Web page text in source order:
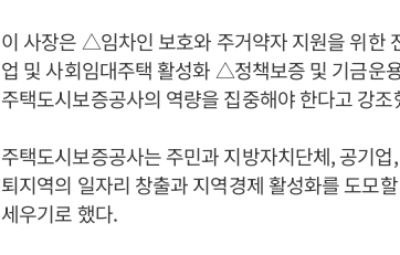
이 사장은 △임차인 보호와 주거약자 지원을 위한
업 및 사회임대주택 활성화 △정책보증 및 기금운
주택도시보증공사의 역량을 집중해야 한다고 강조
주택도시보증공사는 주민과 지방자치단체, 공기
퇴지역의 일자리 창출과 지역경제 활성화를 도모
세우기로 했다.